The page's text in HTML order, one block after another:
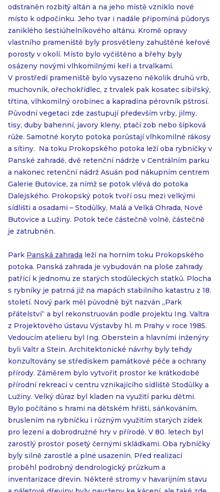
odstraněn rozbitý altán a na jeho místě vzniklo nové
místo k odpočinku. Jeho tvar i nadále připomíná půdorys
zaniklého šestiúhelníkového altánu. Kromě opravy
vlastního prameniště byly prosvětleny zahuštěné keřové
porosty v okolí. Místo bylo vyčištěno a břehy byly
osázeny novými vlhkomilnými keři a trvalkami.
V prostředí prameniště bylo vysazeno několik druhů vrb,
muchovník, ořechokřídlec, z trvalek pak kosatec sibiřský,
třtina, vlhkomilný orobinec a kapradina pérovník pštrosí.
Původní vegetaci zde zastupují především vrby, jilmy,
tisy, duby bahenní, javory kleny, ptačí zob nebo šípková
růže. Samotné koryto potoka porůstají vlhkomilné rákosy
a sítiny. Na toku Prokopského potoka leží oba rybníčky v
Panské zahradě, dvě retenční nádrže v Centrálním parku
a nakonec retenční nádrž Asuán pod nákupním centrem
Galerie Butovice, za nímž se potok vlévá do potoka
Dalejského. Prokopský potok tvoří osu mezi velkými
sídlišti a osadami – Stodůlky, Malá a Velká Ohrada, Nové
Butovice a Lužiny. Potok teče částečně volně, částečně
je zatrubněn.
Park Panská zahrada leží na horním toku Prokopského
potoka. Panská zahrada je vybudován na ploše zahrady
patřící k jednomu ze starých stodůleckých statků. Plocha
s rybníky je patrná již na mapách stabilního katastru z 18.
století. Nový park měl původně být nazván „Park
přátelství“ a byl rekonstruován podle projektu Ing. Valtra
z Projektového ústavu Výstavby hl. m Prahy v roce 1985.
Vedoucím atelieru byl Ing. Oberstein a hlavními inženýry
byli Valtr a Stein. Architektonické návrhy byly tehdy
konzultovány se střediskem památkové péče a ochrany
přírody. Záměrem bylo vytvořit prostor ke krátkodobé
přírodní rekreaci v centru vznikajícího sídliště Stodůlky a
Lužiny. Velký důraz byl kladen na využití parku dětmi.
Bylo počítáno s hrami na dětském hřišti, sáňkováním,
bruslením na rybníčku i různým využitím starých zídek
pro lezení a dobrodružné hry v přírodě. V 80. letech byl
zarostlý prostor posetý černými skládkami. Oba rybníčky
byly silně zarostlé a plné usazenin. Před realizací
proběhl podrobný dendrologický průzkum a
inventarizace dřevin. Některé stromy v havarijním stavu